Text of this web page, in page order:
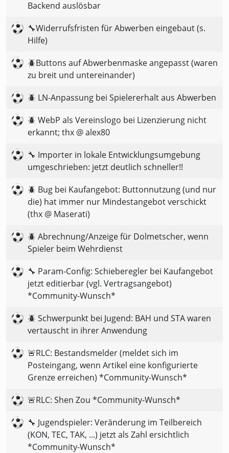
Backend auslösbar
🔧Widerrufsfristen für Abwerben eingebaut (s.
Hilfe)
🪲Buttons auf Abwerbenmaske angepasst (waren
zu breit und untereinander)
🪲 LN-Anpassung bei Spielererhalt aus Abwerben
🪲 WebP als Vereinslogo bei Lizenzierung nicht
erkannt; thx @ alex80
🔧 Importer in lokale Entwicklungsumgebung
umgeschrieben: jetzt deutlich schneller!!
🪲 Bug bei Kaufangebot: Buttonnutzung (und nur
die) hat immer nur Mindestangebot verschickt
(thx @ Maserati)
🪲 Abrechnung/Anzeige für Dolmetscher, wenn
Spieler beim Wehrdienst
🔧 Param-Config: Schieberegler bei Kaufangebot
jetzt editierbar (vgl. Vertragsangebot)
*Community-Wunsch*
🪲 Schwerpunkt bei Jugend: BAH und STA waren
vertauscht in ihrer Anwendung
🚨RLC: Bestandsmelder (meldet sich im
Posteingang, wenn Artikel eine konfigurierte
Grenze erreichen) *Community-Wunsch*
🚨RLC: Shen Zou *Community-Wunsch*
🔧 Jugendspieler: Veränderung im Teilbereich
(KON, TEC, TAK, ...) jetzt als Zahl ersichtlich
*Community-Wunsch*